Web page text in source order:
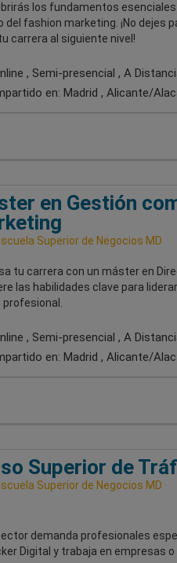
los fundamentos
del fashion marketing. ¡No dejes
tu carrera al siguiente nivel!
, Semi-presencial , A
en: Madrid , Alicante/
en Gestión
Superior de Negocios MD
tu carrera con un máster en
las habilidades clave para
, Semi-presencial , A
en: Madrid , Alicante/
Superior de
Superior de Negocios MD
demanda profesionales
Digital y trabaja en empresas